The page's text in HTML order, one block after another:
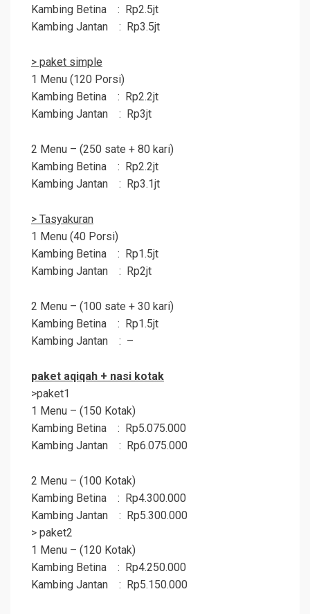
Kambing Betina : Rp2.5jt
Kambing Jantan : Rp3.5jt
> paket simple
1 Menu (120 Porsi)
Kambing Betina : Rp2.2jt
Kambing Jantan : Rp3jt
2 Menu – (250 sate + 80 kari)
Kambing Betina : Rp2.2jt
Kambing Jantan : Rp3.1jt
> Tasyakuran
1 Menu (40 Porsi)
Kambing Betina : Rp1.5jt
Kambing Jantan : Rp2jt
2 Menu – (100 sate + 30 kari)
Kambing Betina : Rp1.5jt
Kambing Jantan : –
paket aqiqah + nasi kotak
>paket1
1 Menu – (150 Kotak)
Kambing Betina : Rp5.075.000
Kambing Jantan : Rp6.075.000
2 Menu – (100 Kotak)
Kambing Betina : Rp4.300.000
Kambing Jantan : Rp5.300.000
> paket2
1 Menu – (120 Kotak)
Kambing Betina : Rp4.250.000
Kambing Jantan : Rp5.150.000